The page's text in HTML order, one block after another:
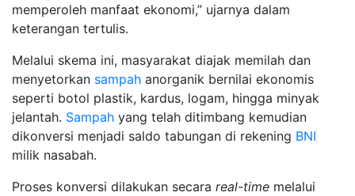
memperoleh manfaat ekonomi,” ujarnya dalam
keterangan tertulis.
Melalui skema ini, masyarakat diajak memilah dan
menyetorkan sampah anorganik bernilai ekonomis
seperti botol plastik, kardus, logam, hingga minyak
jelantah. Sampah yang telah ditimbang kemudian
dikonversi menjadi saldo tabungan di rekening BNI
milik nasabah.
Proses konversi dilakukan secara real-time melalui